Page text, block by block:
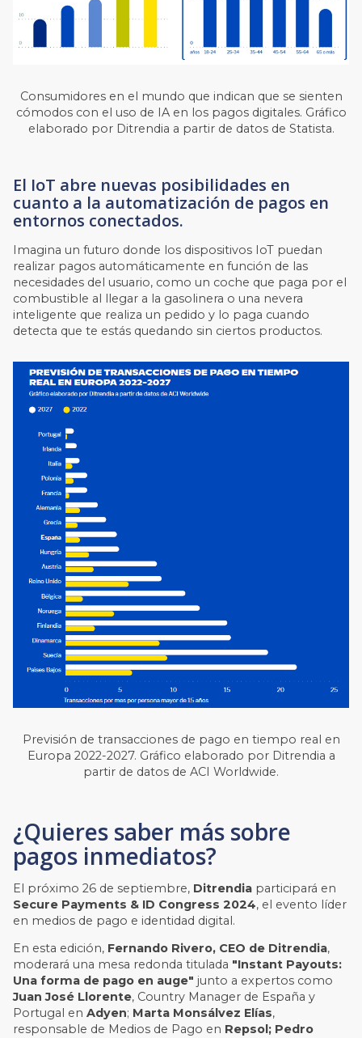
Consumidores en el mundo que indican que se sienten
cómodos con el uso de IA en los pagos digitales. Gráfico
elaborado por Ditrendia a partir de datos de Statista.
El IoT abre nuevas posibilidades en
cuanto a la automatización de pagos en
entornos conectados.
Imagina un futuro donde los dispositivos IoT puedan
realizar pagos automáticamente en función de las
necesidades del usuario, como un coche que paga por el
combustible al llegar a la gasolinera o una nevera
inteligente que realiza un pedido y lo paga cuando
detecta que te estás quedando sin ciertos productos.
Previsión de transacciones de pago en tiempo real en
Europa 2022-2027. Gráfico elaborado por Ditrendia a
partir de datos de ACI Worldwide.
¿Quieres saber más sobre
pagos inmediatos?
El próximo 26 de septiembre, Ditrendia participará en
Secure Payments & ID Congress 2024, el evento líder
en medios de pago e identidad digital.
En esta edición, Fernando Rivero, CEO de Ditrendia,
moderará una mesa redonda titulada "Instant Payouts:
Una forma de pago en auge" junto a expertos como
Juan José Llorente, Country Manager de España y
Portugal en Adyen; Marta Monsálvez Elías,
responsable de Medios de Pago en Repsol; Pedro